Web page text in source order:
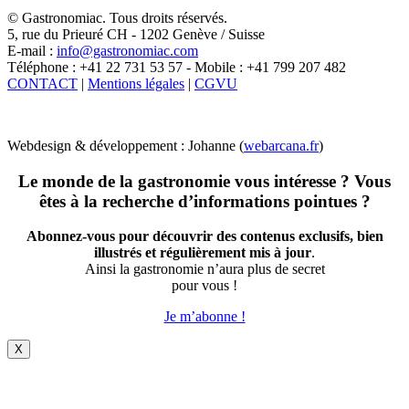
X
© Gastronomiac. Tous droits réservés.
5, rue du Prieuré CH - 1202 Genève / Suisse
E-mail : info@gastronomiac.com
Téléphone : +41 22 731 53 57 - Mobile : +41 799 207 482
CONTACT | Mentions légales | CGVU
Webdesign & développement : Johanne (webarcana.fr)
Le monde de la gastronomie vous intéresse ? Vous
êtes à la recherche d’informations pointues ?
Abonnez-vous pour découvrir des contenus exclusifs, bien
illustrés et régulièrement mis à jour.
Ainsi la gastronomie n’aura plus de secret
pour vous !
Je m’abonne !
X